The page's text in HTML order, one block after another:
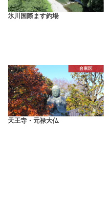
氷川国際ます釣場
台東区
天王寺・元禄大仏